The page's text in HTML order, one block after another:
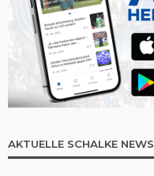
AKTUELLE SCHALKE NEWS